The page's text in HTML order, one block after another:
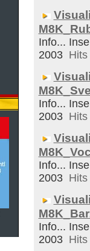
Info...
2003
Info...
2003
Info...
2003
Info...
2003